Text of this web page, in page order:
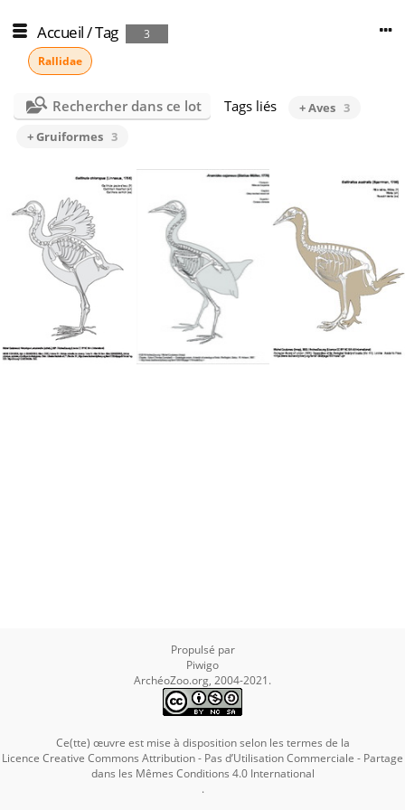
Accueil/Tag
3
Rallidae
Rechercher dans ce lot Tags liés + Aves 3
+ Gruiformes 3
Propulsé par
Piwigo
ArchéoZoo.org, 2004-2021.
Ce(tte) œuvre est mise à disposition selon les termes de la
Licence Creative Commons Attribution - Pas d’Utilisation Commerciale - Partage
dans les Mêmes Conditions 4.0 International
.